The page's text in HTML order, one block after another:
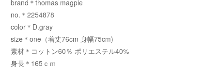
brand＊thomas magpie
no.＊2254878
color＊D.gray
size＊one（着丈76cm 身幅75cm)
素材＊コットン60％ ポリエステル40%
身長＊165ｃｍ